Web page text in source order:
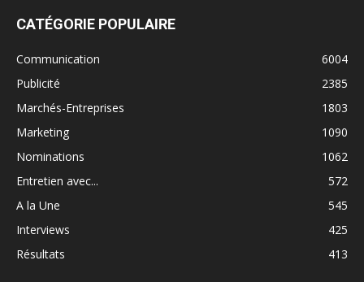
CATÉGORIE POPULAIRE
Communication
6004
Publicité
2385
Marchés-Entreprises
1803
Marketing
1090
Nominations
1062
Entretien avec...
572
A la Une
545
Interviews
425
Résultats
413